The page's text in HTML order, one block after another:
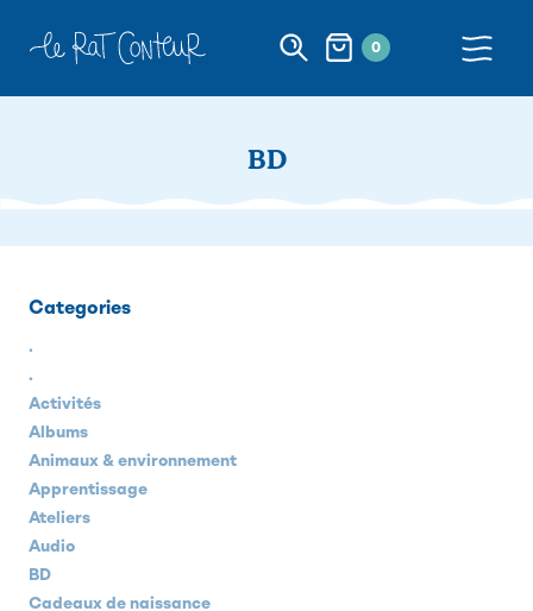
0
BD
Categories
.
.
Activités
Albums
Animaux & environnement
Apprentissage
Ateliers
Audio
BD
Cadeaux de naissance